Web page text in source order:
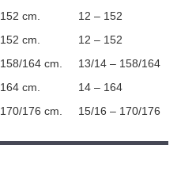
152 cm.
12 – 152
152 cm.
12 – 152
158/164 cm.
13/14 – 158/164
164 cm.
14 – 164
170/176 cm. 15/16 – 170/176